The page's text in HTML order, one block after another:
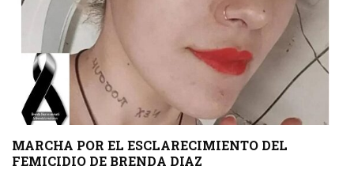
MARCHA POR EL ESCLARECIMIENTO DEL
FEMICIDIO DE BRENDA DIAZ